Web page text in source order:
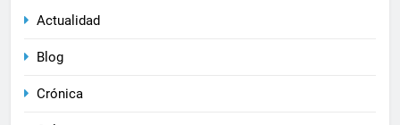
Actualidad
Blog
Crónica